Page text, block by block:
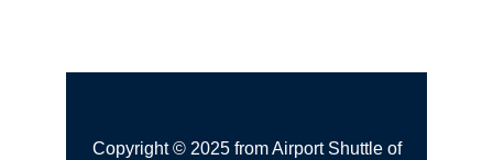
Copyright © 2025 from Airport Shuttle of